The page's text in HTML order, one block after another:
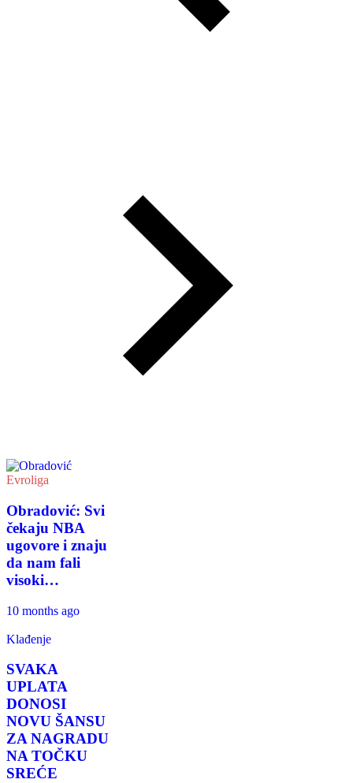
Evroliga
Obradović: Svi
čekaju NBA
ugovore i znaju
da nam fali
visoki…
10 months ago
Klađenje
SVAKA
UPLATA
DONOSI
NOVU ŠANSU
ZA NAGRADU
NA TOČKU
SREĆE